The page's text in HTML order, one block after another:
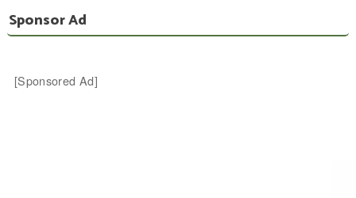
Sponsor Ad
[Sponsored Ad]